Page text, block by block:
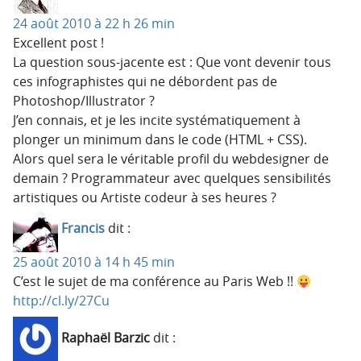
24 août 2010 à 22 h 26 min
Excellent post !
La question sous-jacente est : Que vont devenir tous
ces infographistes qui ne débordent pas de
Photoshop/Illustrator ?
J’en connais, et je les incite systématiquement à
plonger un minimum dans le code (HTML + CSS).
Alors quel sera le véritable profil du webdesigner de
demain ? Programmateur avec quelques sensibilités
artistiques ou Artiste codeur à ses heures ?
Francis dit :
25 août 2010 à 14 h 45 min
C’est le sujet de ma conférence au Paris Web !!
http://cl.ly/27Cu
Raphaël Barzic dit :